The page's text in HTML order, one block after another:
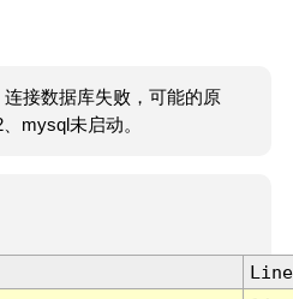
接数据库失败，可能的原
mysql未启动。
Line